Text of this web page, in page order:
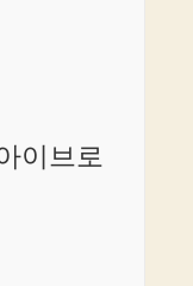
이브로